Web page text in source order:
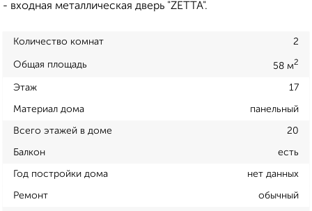
- входная металлическая дверь "ZETTA".
Количество комнат 2
Общая площадь 58 м2
Этаж 17
Материал дома панельный
Всего этажей в доме 20
Балкон есть
Год постройки дома нет данных
Ремонт обычный